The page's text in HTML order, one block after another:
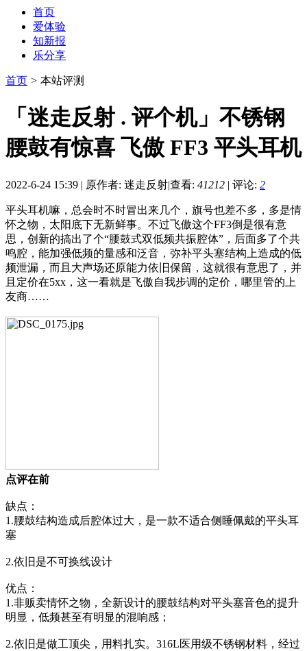
首页
爱体验
知新报
乐分享
首页 > 本站评测
「迷走反射 . 评个机」不锈钢
腰鼓有惊喜 飞傲 FF3 平头耳机
2022-6-24 15:39 | 原作者: 迷走反射|查看: 41212 | 评论: 2
平头耳机嘛，总会时不时冒出来几个，旗号也差不多，多是情
怀之物，太阳底下无新鲜事。不过飞傲这个FF3倒是很有意
思，创新的搞出了个“腰鼓式双低频共振腔体”，后面多了个共
鸣腔，能加强低频的量感和泛音，弥补平头塞结构上造成的低
频泄漏，而且大声场还原能力依旧保留，这就很有意思了，并
且定价在5xx，这一看就是飞傲自我步调的定价，哪里管的上
友商……
点评在前
缺点：
1.腰鼓结构造成后腔体过大，是一款不适合侧睡佩戴的平头耳
塞
2.依旧是不可换线设计
优点：
1.非贩卖情怀之物，全新设计的腰鼓结构对平头塞音色的提升
明显，低频甚至有明显的混响感；
2.依旧是做工顶尖，用料扎实。316L医用级不锈钢材料，经过